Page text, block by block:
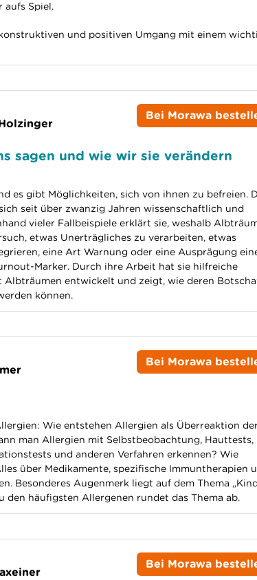
aufs Spiel.
und positiven Umgang mit einem
Bei Morawa
sagen und wie wir sie verändern
es gibt Möglichkeiten, sich von ihnen zu befreien.
seit über zwanzig Jahren wissenschaftlich und
vieler Fallbeispiele erklärt sie, weshalb
etwas Unerträgliches zu verarbeiten, etwas
eine Art Warnung oder eine Ausprägung
Marker. Durch ihre Arbeit hat sie hilfreiche
Albträumen entwickelt und zeigt, wie deren
können.
Bei Morawa
Wie entstehen Allergien als Überreaktion
man Allergien mit Selbstbeobachtung, Hauttests,
und anderen Verfahren erkennen? Wie
über Medikamente, spezifische Immuntherapien
Besonderes Augenmerk liegt auf dem Thema
den häufigsten Allergenen rundet das Thema ab.
Bei Morawa